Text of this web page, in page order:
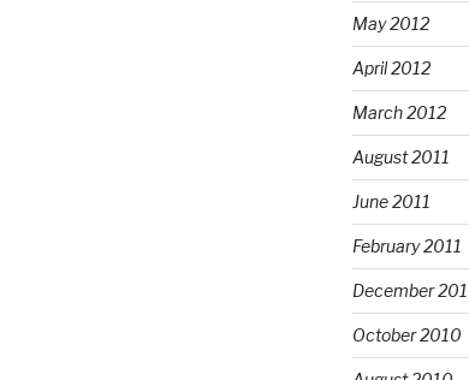
May 2012
April 2012
March 2012
August 2011
June 2011
February 2011
December
October 2010